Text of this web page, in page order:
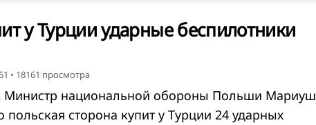
у Турции ударные беспилотники
• 18161 просмотра
Министр национальной обороны Польши Мариуш
польская сторона купит у Турции 24 ударных